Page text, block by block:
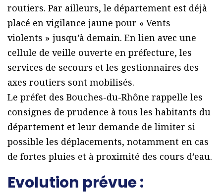
routiers. Par ailleurs, le département est déjà
placé en vigilance jaune pour « Vents
violents » jusqu’à demain. En lien avec une
cellule de veille ouverte en préfecture, les
services de secours et les gestionnaires des
axes routiers sont mobilisés.
Le préfet des Bouches-du-Rhône rappelle les
consignes de prudence à tous les habitants du
département et leur demande de limiter si
possible les déplacements, notamment en cas
de fortes pluies et à proximité des cours d’eau.
Evolution prévue :